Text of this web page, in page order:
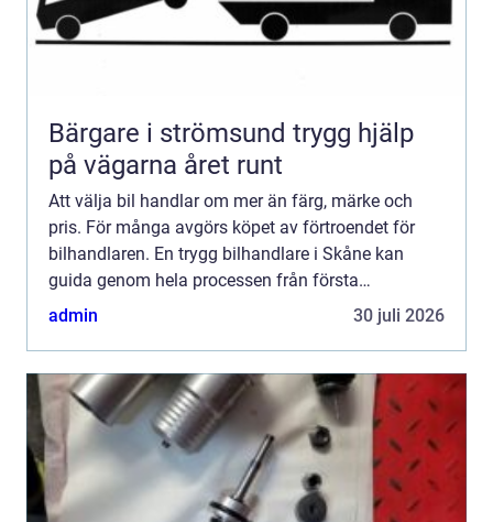
Bärgare i strömsund trygg hjälp
på vägarna året runt
Att välja bil handlar om mer än färg, märke och
pris. För många avgörs köpet av förtroendet för
bilhandlaren. En trygg bilhandlare i Skåne kan
guida genom hela processen från första
provkörning till finansiering, försäkring och
admin 30 juli 2026